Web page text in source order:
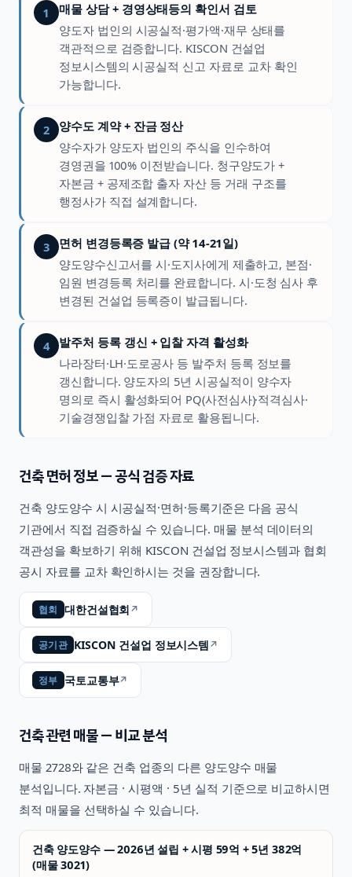
1
매물 상담 + 경영상태등의 확인서 검토
양도자 법인의 시공실적·평가액·재무 상태를
객관적으로 검증합니다. KISCON 건설업
정보시스템의 시공실적 신고 자료로 교차 확인
가능합니다.
2
양수도 계약 + 잔금 정산
양수자가 양도자 법인의 주식을 인수하여
경영권을 100% 이전받습니다. 청구양도가 +
자본금 + 공제조합 출자 자산 등 거래 구조를
행정사가 직접 설계합니다.
3
면허 변경등록증 발급 (약 14-21일)
양도양수신고서를 시·도지사에게 제출하고, 본점·
임원 변경등록 처리를 완료합니다. 시·도청 심사 후
변경된 건설업 등록증이 발급됩니다.
4
발주처 등록 갱신 + 입찰 자격 활성화
나라장터·LH·도로공사 등 발주처 등록 정보를
갱신합니다. 양도자의 5년 시공실적이 양수자
명의로 즉시 활성화되어 PQ(사전심사)·적격심사·
기술경쟁입찰 가점 자료로 활용됩니다.
건축면허 정보 — 공식 검증 자료
건축 양도양수 시 시공실적·면허·등록기준은 다음 공식
기관에서 직접 검증하실 수 있습니다. 매물 분석 데이터의
객관성을 확보하기 위해 KISCON 건설업 정보시스템과 협회
공시 자료를 교차 확인하시는 것을 권장합니다.
협회 대한건설협회↗
공기관 KISCON 건설업 정보시스템↗
정부 국토교통부↗
건축관련 매물 — 비교 분석
매물 2728와 같은 건축 업종의 다른 양도양수 매물
분석입니다. 자본금 · 시평액 · 5년 실적 기준으로 비교하시면
최적 매물을 선택하실 수 있습니다.
건축 양도양수 — 2026년 설립 + 시평 59억 + 5년 382억
(매물 3021)